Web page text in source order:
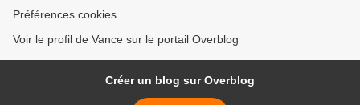
Préférences cookies
Voir le profil de Vance sur le portail Overblog
Créer un blog sur Overblog